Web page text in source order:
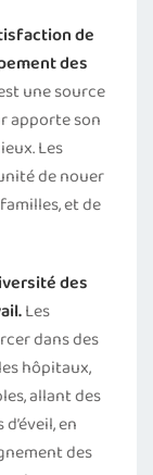
de
des
une source
apporte son
Les
de nouer
et de
des
Les
dans des
hôpitaux,
allant des
en
des